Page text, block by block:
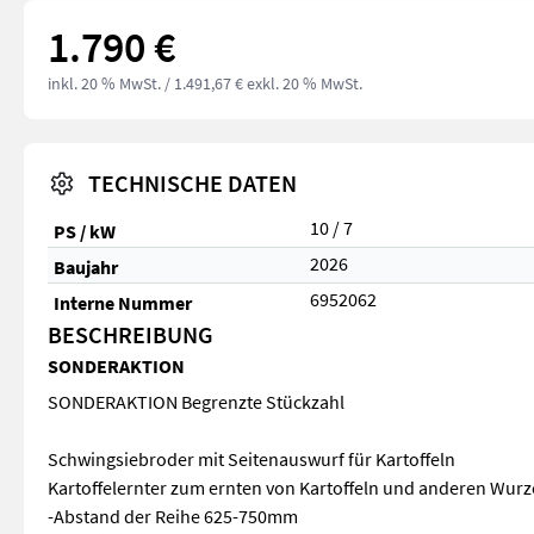
1.790 €
inkl. 20 % MwSt. / 1.491,67 € exkl. 20 % MwSt.
TECHNISCHE DATEN
PS / kW
10 / 7
Baujahr
2026
Interne Nummer
6952062
BESCHREIBUNG
SONDERAKTION
SONDERAKTION Begrenzte Stückzahl
Schwingsiebroder mit Seitenauswurf für Kartoffeln
Kartoffelernter zum ernten von Kartoffeln und anderen
-Abstand der Reihe 625-750mm